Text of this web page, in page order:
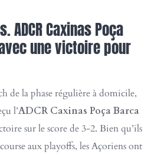
ADCR Caxinas Poça
une victoire pour
de la phase régulière à domicile,
l’ADCR Caxinas Poça Barca
sur le score de 3-2. Bien qu’ils
aux playoffs, les Açoriens ont